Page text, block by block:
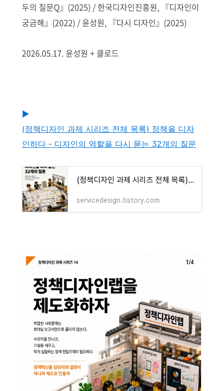
두의 질문Q』(2025) / 한국디자인진흥원, 『디자인이
궁금해』(2022) / 윤성원, 『다시 디자인』(2025)
2026.05.17. 윤성원 + 클로드
▶
(정책디자인 과제 시리즈 전체 목록) 정책을 디자
인하다 - 디자인의 역할을 다시 묻는 32개의 질문
(정책디자인 과제 시리즈 전체 목록) 정책을 디자인하다 - 디자인의 역할을 다시 묻는 32개의 질
servicedesign.tistory.com